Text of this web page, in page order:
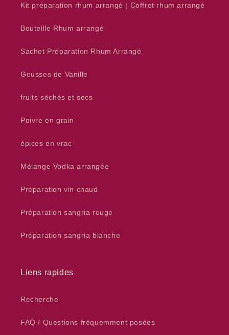
Kit préparation rhum arrangé | Coffret rhum arrangé
Bouteille Rhum arrangé
Sachet Préparation Rhum Arrangé
Gousses de Vanille
fruits séchés et secs
Poivre en grain
épices en vrac
Mélange Vodka arrangée
Préparation vin chaud
Préparation sangria rouge
Préparation sangria blanche
Liens rapides
Recherche
FAQ / Questions fréquemment posées